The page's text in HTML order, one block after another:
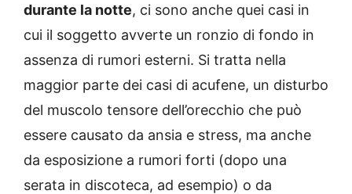
durante la notte, ci sono anche quei casi in
cui il soggetto avverte un ronzio di fondo in
assenza di rumori esterni. Si tratta nella
maggior parte dei casi di acufene, un disturbo
del muscolo tensore dell’orecchio che può
essere causato da ansia e stress, ma anche
da esposizione a rumori forti (dopo una
serata in discoteca, ad esempio) o da